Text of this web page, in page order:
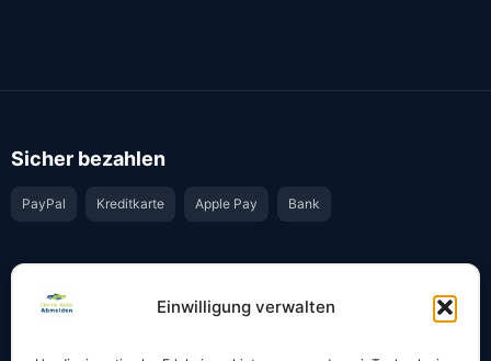
Einwilligung verwalten
Sicher bezahlen
PayPal Kreditkarte Apple Pay Bank